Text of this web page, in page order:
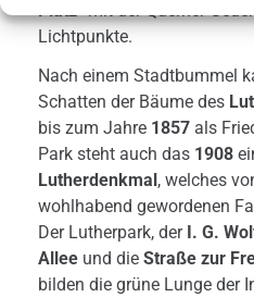
Platz“mit der Querner-
Lichtpunkte.
Nach einem Stadtbummel
Schatten der Bäume des
bis zum Jahre 1857 als
Park steht auch das 1908
Lutherdenkmal, welches
wohlhabend gewordenen
Der Lutherpark, der I. G.
Allee und die Straße zur
bilden die grüne Lunge der